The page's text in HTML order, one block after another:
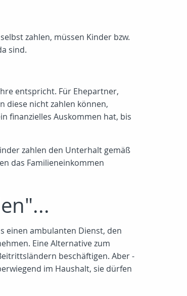
zahlen, müssen Kinder bzw.
sind.
entspricht. Für Ehepartner,
diese nicht zahlen können,
finanzielles Auskommen hat, bis
zahlen den Unterhalt gemäß
das Familieneinkommen
einen ambulanten Dienst, den
Eine Alternative zum
beschäftigen. Aber -
im Haushalt, sie dürfen